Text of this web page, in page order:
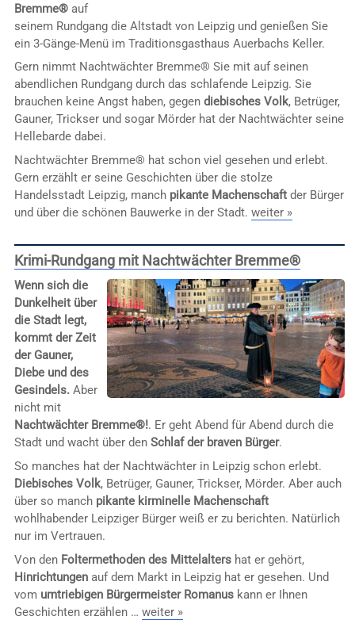
Bremme®auf
seinem Rundgang die Altstadt von Leipzig und genießen Sie
ein 3-Gänge-Menü im Traditionsgasthaus Auerbachs Keller.
Gern nimmt Nachtwächter Bremme® Sie mit auf seinen
abendlichen Rundgang durch das schlafende Leipzig. Sie
brauchen keine Angst haben, gegen diebisches Volk, Betrüger,
Gauner, Trickser und sogar Mörder hat der Nachtwächter seine
Hellebarde dabei.
Nachtwächter Bremme® hat schon viel gesehen und erlebt.
Gern erzählt er seine Geschichten über die stolze
Handelsstadt Leipzig, manch pikante Machenschaftder Bürger
und über die schönen Bauwerke in der Stadt. weiter »
Krimi-Rundgang mit Nachtwächter Bremme®
Wenn sich die
Dunkelheit über
die Stadt legt,
kommt der Zeit
der Gauner,
Diebe und des
Gesindels.Aber
nicht mit
Nachtwächter Bremme®!. Er geht Abend für Abend durch die
Stadt und wacht über den Schlaf der braven Bürger.
So manches hat der Nachtwächter in Leipzig schon erlebt.
Diebisches Volk, Betrüger, Gauner, Trickser, Mörder. Aber auch
über so manch pikante kirminelle Machenschaft
wohlhabender Leipziger Bürger weiß er zu berichten. Natürlich
nur im Vertrauen.
Von den Foltermethoden des Mittelaltershat er gehört,
Hinrichtungenauf dem Markt in Leipzig hat er gesehen. Und
vom umtriebigen Bürgermeister Romanuskann er Ihnen
Geschichten erzählen … weiter »